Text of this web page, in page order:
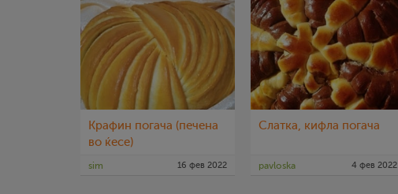
Крафин погача (печена
во ќесе)
sim 16 фев 2022
Слатка, кифла погача
pavloska 4 фев 2022